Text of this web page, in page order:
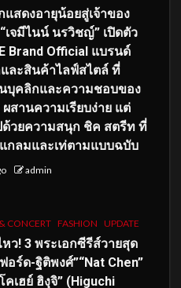
แสดงอายุน้อยสู่เจ้าของ
เจมีไนน์ นรวิชญ์” เปิดตัว
Brand Official แบรนด์
และสินค้าไลฟ์สไตล์ ที่
บุคลิกและความชอบของ
ผสานความเรียบง่าย แต่
ด้วยความสนุก ชิค สตรีท ที่
กลมและเท่ตามแบบฉบับ
admin
CONCERT FASHION UPDATE
หว! 3 พระเอกซีรีส์วายสุด
อร์ด-ฐิติพงศ์”“Nat Chen”
คเฮย์ ฮิงุจิ” (Higuchi